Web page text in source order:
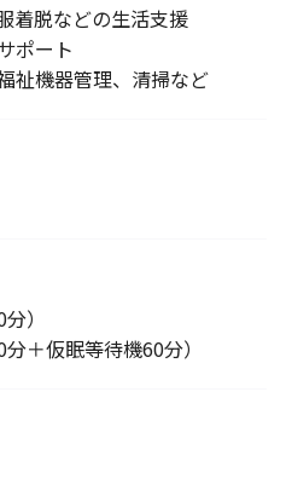
着脱などの生活支援
ポート
祉機器管理、清掃など
）
＋仮眠等待機60分）